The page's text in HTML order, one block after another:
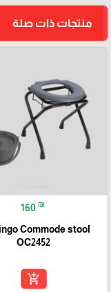
منتجات ذات صلة
160 ₪
Commode stool
OC2452
add_shopping_cart